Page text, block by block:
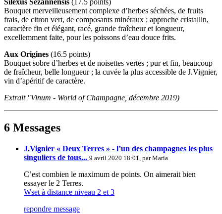
Silexus Sezannensis (17.5 points)
Bouquet merveilleusement complexe d’herbes séchées, de fruits
frais, de citron vert, de composants minéraux ; approche cristallin,
caractère fin et élégant, racé, grande fraîcheur et longueur,
excellemment faite, pour les poissons d’eau douce frits.
Aux Origines (16.5 points)
Bouquet sobre d’herbes et de noisettes vertes ; pur et fin, beaucoup
de fraîcheur, belle longueur ; la cuvée la plus accessible de J.Vignier,
vin d’apéritif de caractère.
Extrait "Vinum - World of Champagne, décembre 2019)
6 Messages
J.Vignier « Deux Terres » - l’un des champagnes les plus
singuliers de tous... 9 avril 2020 18:01, parMaria
C’est combien le maximum de points. On aimerait bien
essayer le 2 Terres.
Wset à distance niveau 2 et 3
repondre message